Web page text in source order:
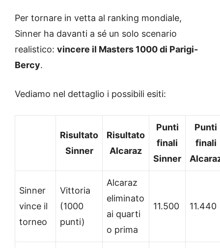
Per tornare in vetta al ranking mondiale,
Sinner ha davanti a sé un solo scenario
realistico: vincere il Masters 1000 di Parigi-
Bercy.
Vediamo nel dettaglio i possibili esiti:
Risultato
Sinner
Risultato
Alcaraz
Punti
finali
Sinner
Punti
finali
Sinner
vince il
torneo
Vittoria
(1000
punti)
Alcaraz
eliminato
ai quarti
o prima
11.500 11.440